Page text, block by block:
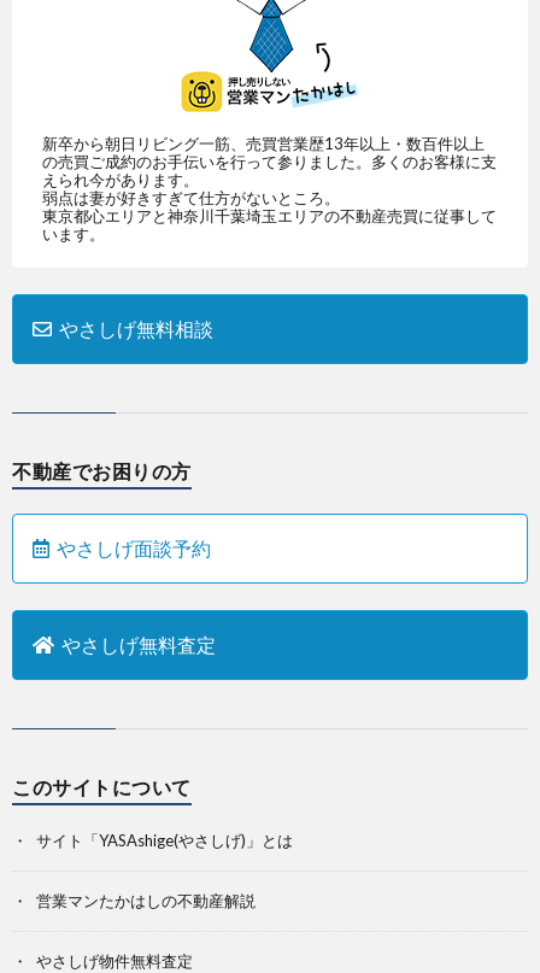
新卒から朝日リビング一筋、売買営業歴13年以上・数百件以上
の売買ご成約のお手伝いを行って参りました。多くのお客様に支
えられ今があります。
弱点は妻が好きすぎて仕方がないところ。
東京都心エリアと神奈川千葉埼玉エリアの不動産売買に従事して
います。
やさしげ無料相談
不動産でお困りの方
やさしげ面談予約
やさしげ無料査定
このサイトについて
サイト「YASAshige(やさしげ)」とは
営業マンたかはしの不動産解説
やさしげ物件無料査定